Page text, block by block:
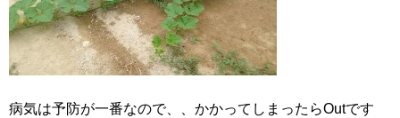
病気は予防が一番なので、、かかってしまったらOutです